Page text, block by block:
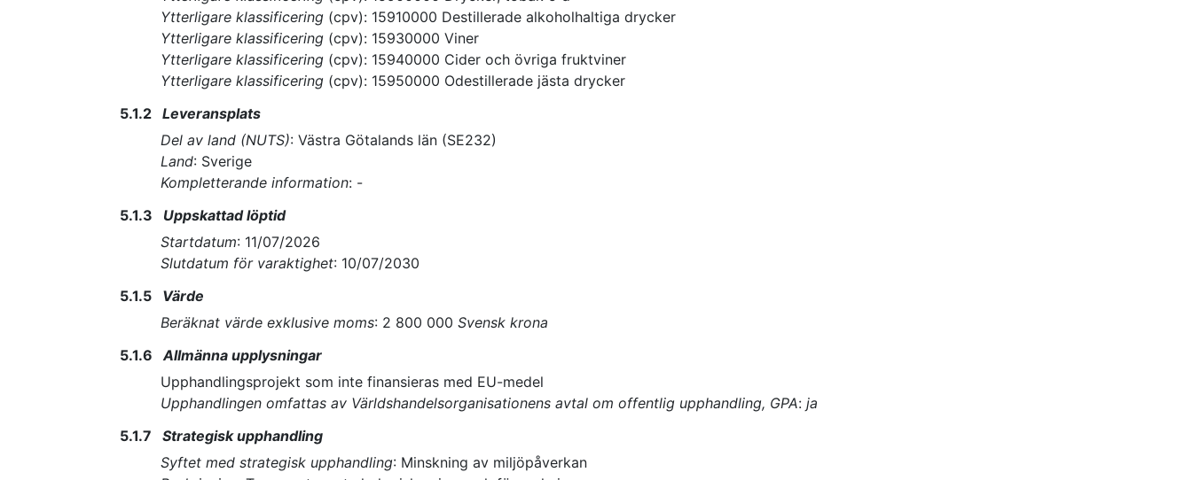
Ytterligare klassificering (cpv): 15910000 Destillerade alkoholhaltiga drycker
Ytterligare klassificering (cpv): 15930000 Viner
Ytterligare klassificering (cpv): 15940000 Cider och övriga fruktviner
Ytterligare klassificering (cpv): 15950000 Odestillerade jästa drycker
5.1.2 Leveransplats
Del av land (NUTS): Västra Götalands län (SE232)
Land: Sverige
Kompletterande information: -
5.1.3
Uppskattad löptid
Startdatum: 11/07/2026
Slutdatum för varaktighet: 10/07/2030
5.1.5
Värde
Beräknat värde exklusive moms: 2 800 000 Svensk krona
5.1.6
Allmänna upplysningar
Upphandlingsprojekt som inte finansieras med EU-medel
Upphandlingen omfattas av Världshandelsorganisationens avtal om offentlig upphandling, GPA: ja
5.1.7
Strategisk upphandling
Syftet med strategisk upphandling: Minskning av miljöpåverkan